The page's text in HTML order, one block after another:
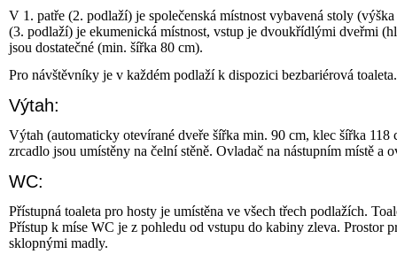
V 1. patře (2. podlaží) je společenská místnost vybavená stoly
(3. podlaží) je ekumenická místnost, vstup je dvoukřídlými dveřmi
jsou dostatečné (min. šířka 80 cm).
Pro návštěvníky je v každém podlaží k dispozici bezbariérová toaleta.
Výtah:
Výtah (automaticky otevírané dveře šířka min. 90 cm, klec šířka
zrcadlo jsou umístěny na čelní stěně. Ovladač na nástupním místě a
WC:
Přístupná toaleta pro hosty je umístěna ve všech třech podlažích.
Přístup k míse WC je z pohledu od vstupu do kabiny zleva. Prostor
sklopnými madly.